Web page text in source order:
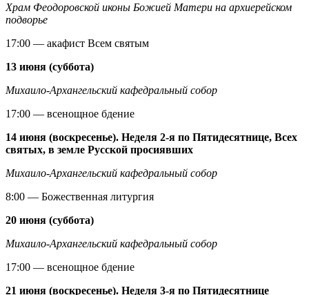
Храм Феодоровской иконы Божией Матери на архиерейском
подворье
17:00 — акафист Всем святым
13 июня (суббота)
Михаило-Архангельский кафедральный собор
17:00 — всенощное бдение
14 июня (воскресенье). Неделя 2-я по Пятидесятнице, Всех
святых, в земле Русской просиявших
Михаило-Архангельский кафедральный собор
8:00 — Божественная литургия
20 июня (суббота)
Михаило-Архангельский кафедральный собор
17:00 — всенощное бдение
21 июня (воскресенье). Неделя 3-я по Пятидесятнице